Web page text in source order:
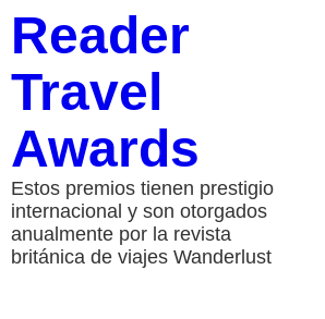
Reader
Travel
Awards
Estos premios tienen prestigio
internacional y son otorgados
anualmente por la revista
británica de viajes Wanderlust